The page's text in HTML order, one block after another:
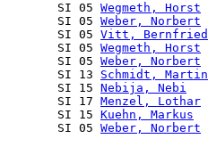
       SI 05
Wegmeth, Horst
       SI 05
Weber, Norbert
       SI 05
Vitt, Bernfried
       SI 05
Wegmeth, Horst
       SI 05
Weber, Norbert
       SI 13
Schmidt, Martin
       SI 15
Nebija, Nebi
       SI 17
Menzel, Lothar
       SI 15
Kuehn, Markus
       SI 05
Weber, Norbert